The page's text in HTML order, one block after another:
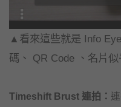
▲看來這些就是 Info
碼、 QR Code 、名片
Timeshift Brust 連拍：